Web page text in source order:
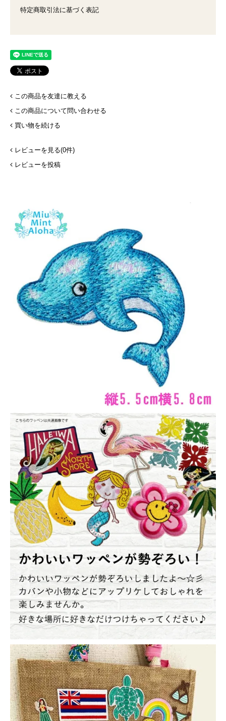
特定商取引法に基づく表記
この商品を友達に教える
この商品について問い合わせる
買い物を続ける
レビューを見る(0件)
レビューを投稿